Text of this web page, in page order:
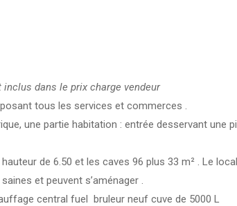
inclus dans le prix charge vendeur
tous les services et commerces .
une partie habitation : entrée desservant une
de 6.50 et les caves 96 plus 33 m² . Le
et peuvent s’aménager .
central fuel bruleur neuf cuve de 5000 L